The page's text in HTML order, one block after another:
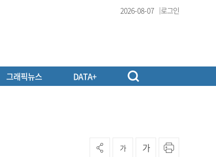
2026-08-07 로그인
그래픽뉴스 DATA+
가 가